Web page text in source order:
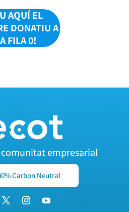
AQUÍ EL
DONATIU A
FILA 0!
comunitat empresarial
Carbon Neutral